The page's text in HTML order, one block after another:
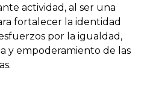
actividad, al ser una
fortalecer la identidad
por la igualdad,
y empoderamiento de las